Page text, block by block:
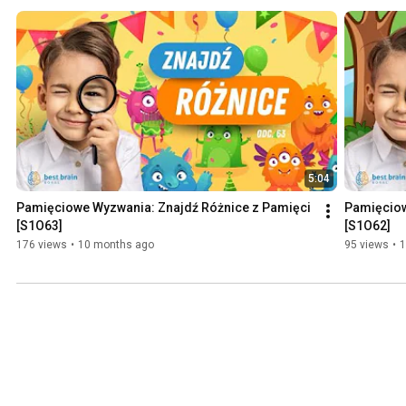
(chociaż miło jest kiedy uczennica z 5-klasy szkoły podstawowej
w 18-sekund) – jednak wiemy, że celem jest rozwój wyobraźni,
uwagi i szybkości kojarzenia informacji. ✉Skontaktuj się z nami: szkola@bestbrain.pl Znajdź nas
na: 👉facebooku https://www.facebook.com/BestBrainBra... 👉instagramie
https://www.instagram.com/bestbrain_b...
5:04
Pamięciowe Wyzwania: Znajdź Różnice z Pamięci
[S1O63]
176 views • 10 months ago
[S1O62]
95 views •